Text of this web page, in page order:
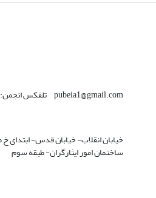
pubeia1@gmail.com تلفکس انجمن: 66950848- 021
ساختمان امور ایثارگران- طبقه سوم